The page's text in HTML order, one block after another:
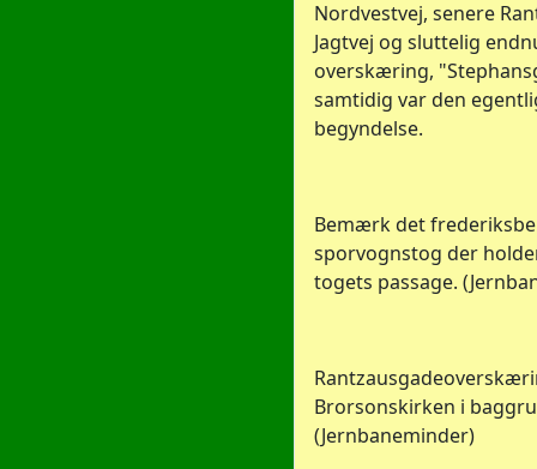
Nordvestvej, senere
Jagtvej og sluttelig
overskæring,
samtidig var den
begyndelse.
Bemærk det
sporvognstog der
togets passage.
Brorsonskirken i
(Jernbaneminder)